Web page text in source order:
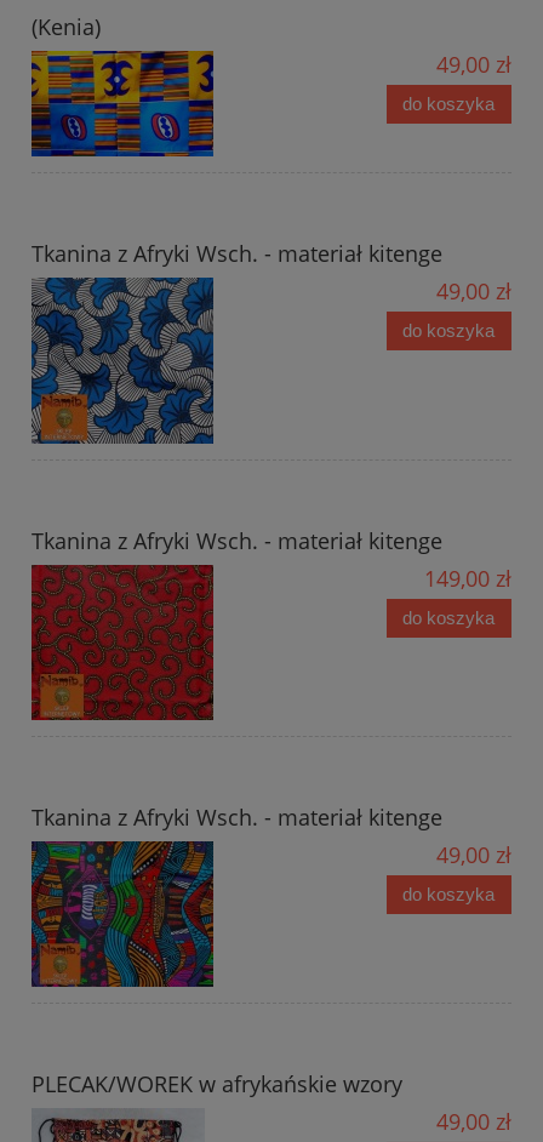
(Kenia)
49,00 zł
do koszyka
Tkanina z Afryki Wsch. - materiał kitenge
49,00 zł
do koszyka
Tkanina z Afryki Wsch. - materiał kitenge
149,00 zł
do koszyka
Tkanina z Afryki Wsch. - materiał kitenge
49,00 zł
do koszyka
PLECAK/WOREK w afrykańskie wzory
49,00 zł